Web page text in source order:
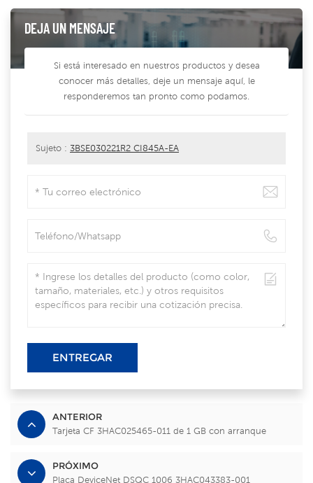
DEJA UN MENSAJE
Si está interesado en nuestros productos y desea
conocer más detalles, deje un mensaje aquí, le
responderemos tan pronto como podamos.
Sujeto : 3BSE030221R2 CI845A-EA
ENTREGAR
ANTERIOR
Tarjeta CF 3HAC025465-011 de 1 GB con arranque
PRÓXIMO
Placa DeviceNet DSQC 1006 3HAC043383-001